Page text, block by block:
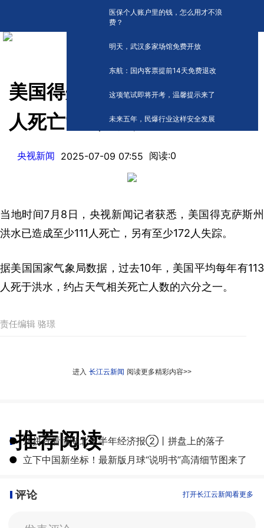
医保个人账户里的钱，怎么用才不浪
费？
明天，武汉多家场馆免费开放
东航：国内客票提前14天免费退改
这项笔试即将开考，温馨提示来了
未来五年，民爆行业这样安全发展
美国得州洪灾已造成至少111
人死亡172人失踪
央视新闻 2025-07-09 07:55 阅读:0
当地时间7月8日，央视新闻记者获悉，美国得克萨斯州
洪水已造成至少111人死亡，另有至少172人失踪。
据美国国家气象局数据，过去10年，美国平均每年有113
人死于洪水，约占天气相关死亡人数的六分之一。
责任编辑 骆璟
进入 长江云新闻 阅读更多精彩内容>>
推荐阅读
● 从拼豆看懂湖北上半年经济报②丨拼盘上的落子
● 立下中国新坐标！最新版月球“说明书”高清细节图来了
评论 打开长江云新闻看更多